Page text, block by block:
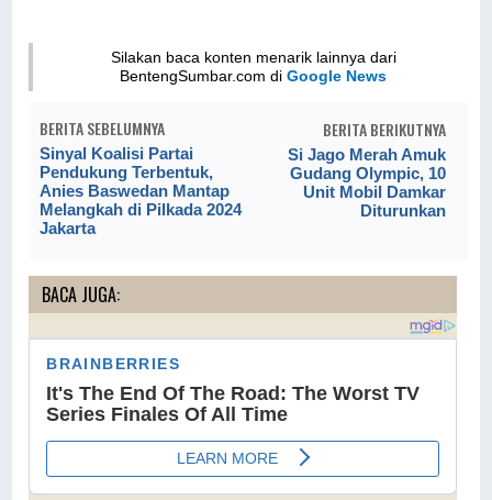
Silakan baca konten menarik lainnya dari
BentengSumbar.com diGoogle News
BERITA SEBELUMNYA
Sinyal Koalisi Partai
Pendukung Terbentuk,
Anies Baswedan Mantap
Melangkah di Pilkada 2024
Jakarta
BERITA BERIKUTNYA
Si Jago Merah Amuk
Gudang Olympic, 10
Unit Mobil Damkar
Diturunkan
BACA JUGA: